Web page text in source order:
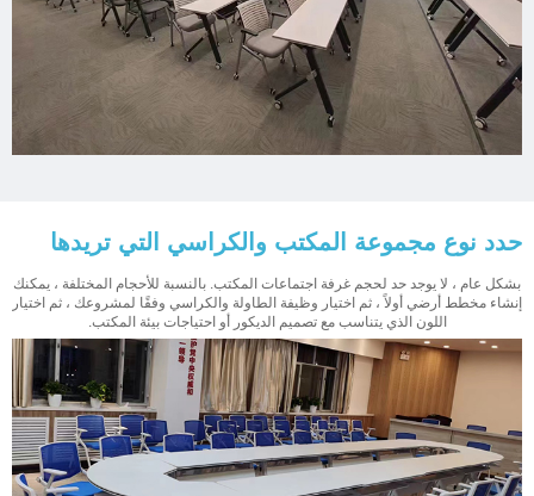
حدد نوع مجموعة المكتب والكراسي التي تريدها
بشكل عام ، لا يوجد حد لحجم غرفة اجتماعات المكتب. بالنسبة للأحجام المختلفة ، يمكنك
إنشاء مخطط أرضي أولاً ، ثم اختيار وظيفة الطاولة والكراسي وفقًا لمشروعك ، ثم اختيار
اللون الذي يتناسب مع تصميم الديكور أو احتياجات بيئة المكتب.